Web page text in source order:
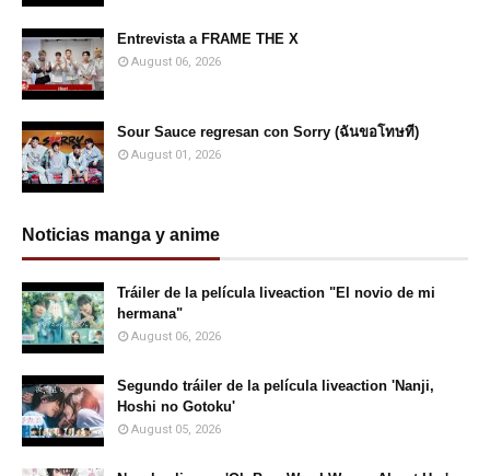
Entrevista a FRAME THE X
August 06, 2026
Sour Sauce regresan con Sorry (ฉันขอโทษที)
August 01, 2026
Noticias manga y anime
Tráiler de la película liveaction "El novio de mi
hermana"
August 06, 2026
Segundo tráiler de la película liveaction 'Nanji,
Hoshi no Gotoku'
August 05, 2026